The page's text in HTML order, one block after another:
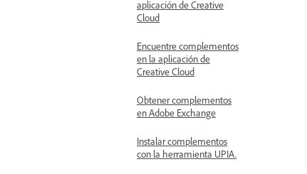
aplicación de Creative
Cloud
Encuentre complementos
en la aplicación de
Creative Cloud
Obtener complementos
en Adobe Exchange
Instalar complementos
con la herramienta UPIA.